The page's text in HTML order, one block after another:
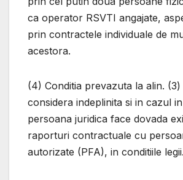
ca operator RSVTI angajate,
prin contractele individuale de
acestora.
(4) Conditia prevazuta la alin. (3)
considera indeplinita si in cazul
persoana juridica face dovada
raporturi contractuale cu
autorizate (PFA), in conditiile legii.